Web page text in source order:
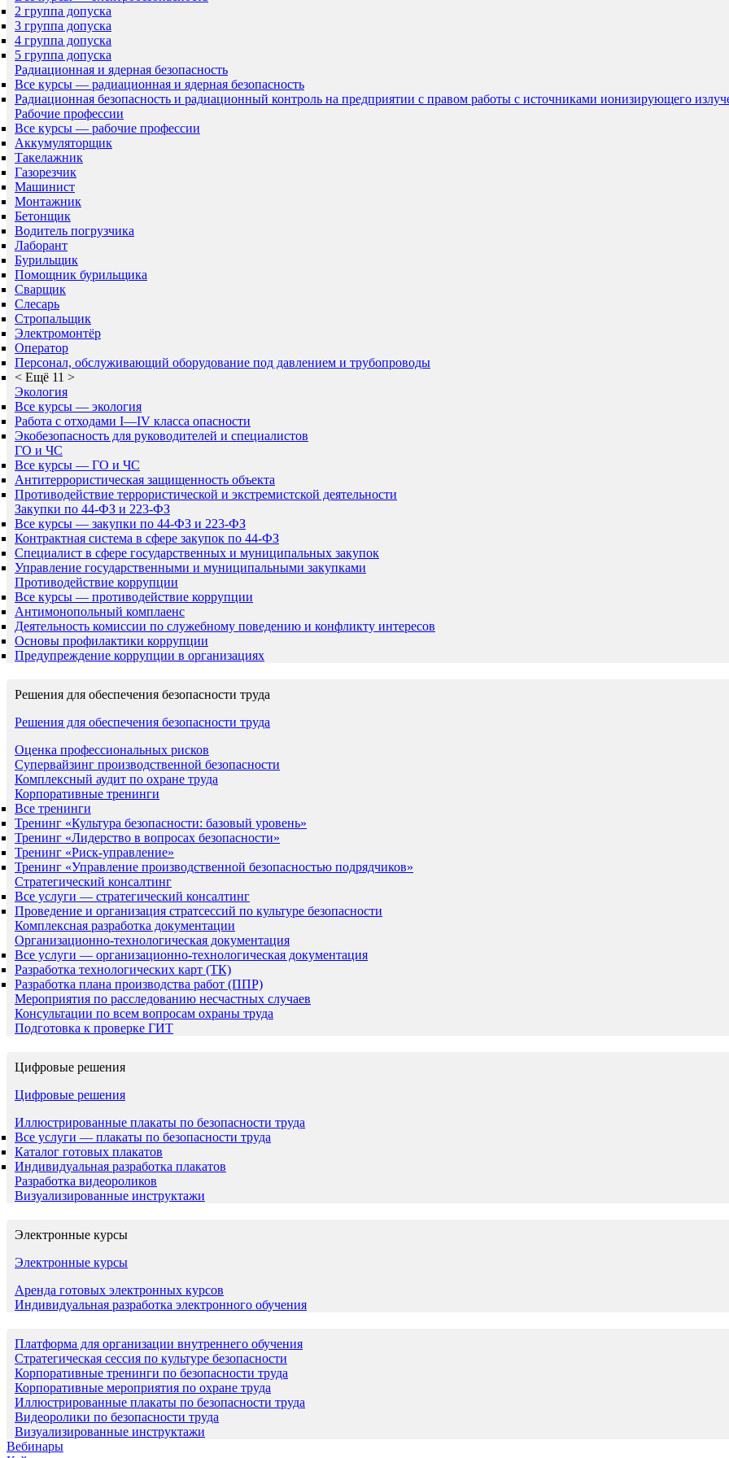
2 группа допуска
3 группа допуска
4 группа допуска
5 группа допуска
Радиационная и ядерная безопасность
Все курсы — радиационная и ядерная безопасность
Радиационная безопасность и радиационный контроль на предприятии с правом работы с источниками ионизирующего
Рабочие профессии
Все курсы — рабочие профессии
Аккумуляторщик
Такелажник
Газорезчик
Машинист
Монтажник
Бетонщик
Водитель погрузчика
Лаборант
Бурильщик
Помощник бурильщика
Сварщик
Слесарь
Стропальщик
Электромонтёр
Оператор
Персонал, обслуживающий оборудование под давлением и трубопроводы
< Ещё 11 >
Экология
Все курсы — экология
Работа с отходами I—IV класса опасности
Экобезопасность для руководителей и специалистов
ГО и ЧС
Все курсы — ГО и ЧС
Антитеррористическая защищенность объекта
Противодействие террористической и экстремистской деятельности
Закупки по 44-ФЗ и 223-ФЗ
Все курсы — закупки по 44-ФЗ и 223-ФЗ
Контрактная система в сфере закупок по 44-ФЗ
Специалист в сфере государственных и муниципальных закупок
Управление государственными и муниципальными закупками
Противодействие коррупции
Все курсы — противодействие коррупции
Антимонопольный комплаенс
Деятельность комиссии по служебному поведению и конфликту интересов
Основы профилактики коррупции
Предупреждение коррупции в организациях
Решения для обеспечения безопасности труда
Решения для обеспечения безопасности труда
Оценка профессиональных рисков
Супервайзинг производственной безопасности
Комплексный аудит по охране труда
Корпоративные тренинги
Все тренинги
Тренинг «Культура безопасности: базовый уровень»
Тренинг «Лидерство в вопросах безопасности»
Тренинг «Риск-управление»
Тренинг «Управление производственной безопасностью подрядчиков»
Стратегический консалтинг
Все услуги — стратегический консалтинг
Проведение и организация стратсессий по культуре безопасности
Комплексная разработка документации
Организационно-технологическая документация
Все услуги — организационно-технологическая документация
Разработка технологических карт (ТК)
Разработка плана производства работ (ППР)
Мероприятия по расследованию несчастных случаев
Консультации по всем вопросам охраны труда
Подготовка к проверке ГИТ
Цифровые решения
Цифровые решения
Иллюстрированные плакаты по безопасности труда
Все услуги — плакаты по безопасности труда
Каталог готовых плакатов
Индивидуальная разработка плакатов
Разработка видеороликов
Визуализированные инструктажи
Электронные курсы
Электронные курсы
Аренда готовых электронных курсов
Индивидуальная разработка электронного обучения
Платформа для организации внутреннего обучения
Стратегическая сессия по культуре безопасности
Корпоративные тренинги по безопасности труда
Корпоративные мероприятия по охране труда
Иллюстрированные плакаты по безопасности труда
Видеоролики по безопасности труда
Визуализированные инструктажи
Вебинары